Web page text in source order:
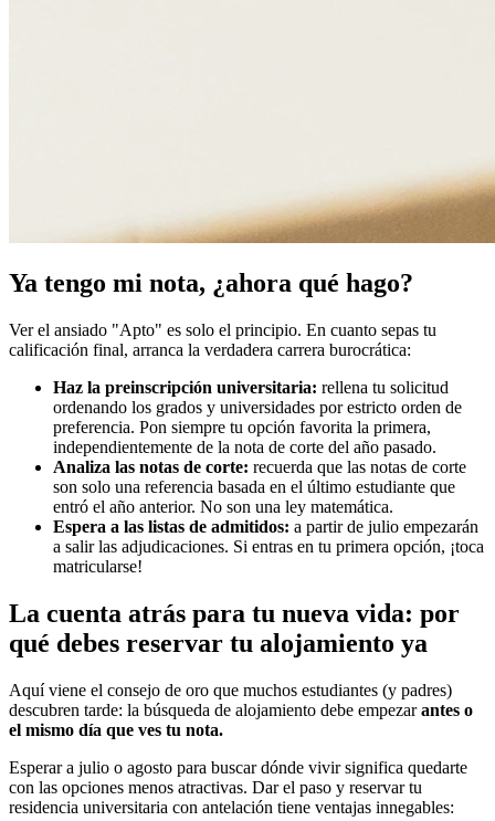
Ya tengo mi nota, ¿ahora qué hago?
Ver el ansiado "Apto" es solo el principio. En cuanto sepas tu
calificación final, arranca la verdadera carrera burocrática:
Haz la preinscripción universitaria: rellena tu solicitud
ordenando los grados y universidades por estricto orden de
preferencia. Pon siempre tu opción favorita la primera,
independientemente de la nota de corte del año pasado.
Analiza las notas de corte: recuerda que las notas de corte
son solo una referencia basada en el último estudiante que
entró el año anterior. No son una ley matemática.
Espera a las listas de admitidos: a partir de julio empezarán
a salir las adjudicaciones. Si entras en tu primera opción, ¡toca
matricularse!
La cuenta atrás para tu nueva vida: por
qué debes reservar tu alojamiento ya
Aquí viene el consejo de oro que muchos estudiantes (y padres)
descubren tarde: la búsqueda de alojamiento debe empezarantes o
el mismo día que ves tu nota.
Esperar a julio o agosto para buscar dónde vivir significa quedarte
con las opciones menos atractivas. Dar el paso y reservar tu
residencia universitaria con antelación tiene ventajas innegables: